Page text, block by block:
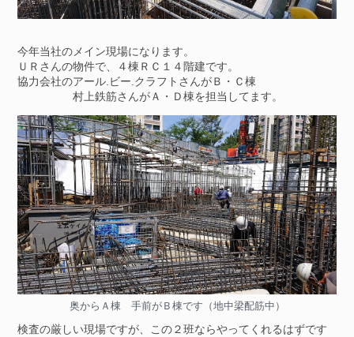
今年当社のメイン現場になります。
ＵＲさんの物件で、４棟ＲＣ１４階建です。
協力会社のアール.ビー.クラフトさんがＢ・Ｃ棟
村上鉄筋さんがＡ・Ｄ棟を担当してます。
奥からＡ棟 手前がＢ棟です（地中梁配筋中）
検査の厳しい現場ですが、この２班ならやってくれるはずです